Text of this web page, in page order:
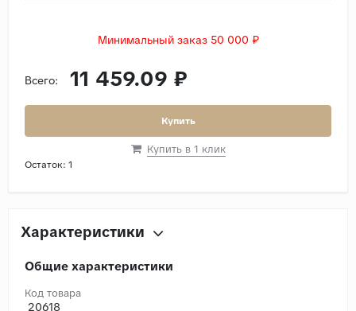
Минимальный заказ 50 000 ₽
Всего: 11 459.09 ₽
Купить
Купить в 1 клик
Остаток: 1
Характеристики
Общие характеристики
Код товара
20618